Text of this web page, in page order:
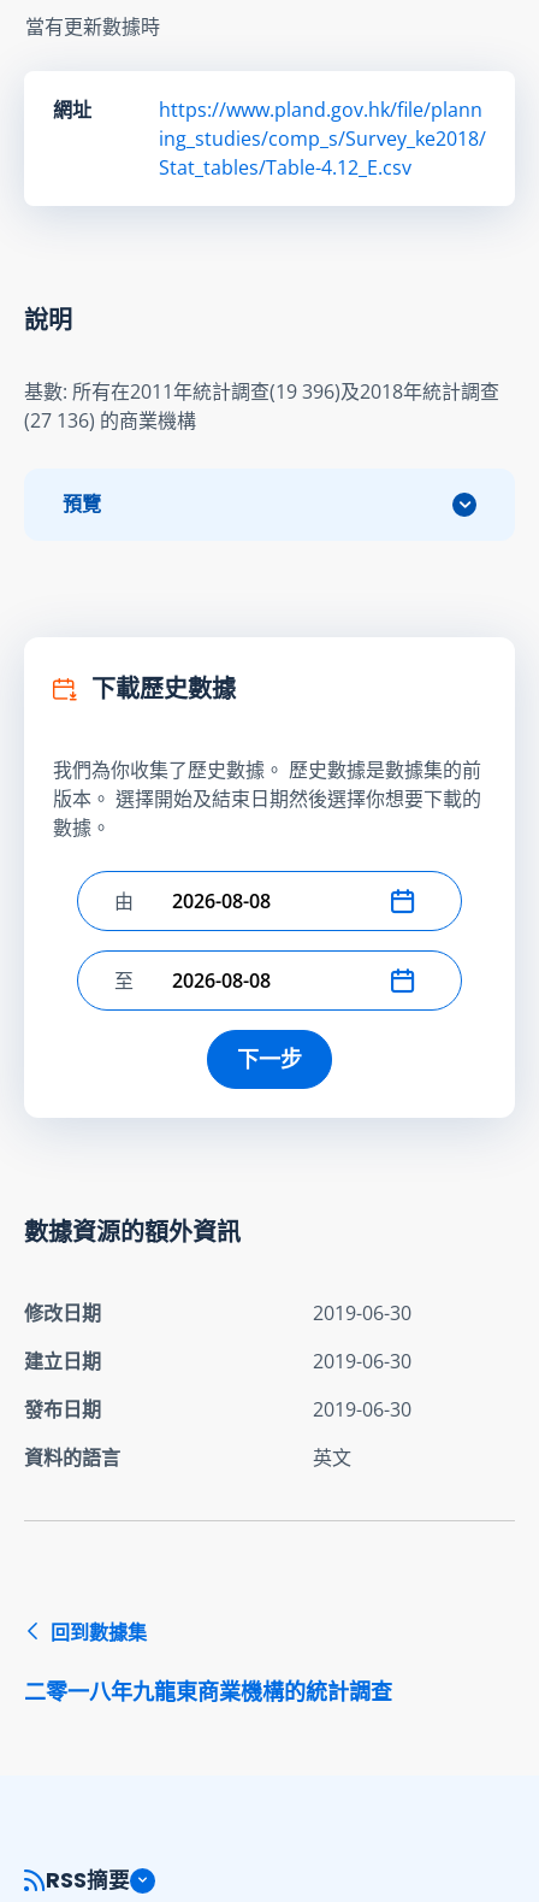
當有更新數據時
網址
https://www.pland.gov.hk/file/plann
ing_studies/comp_s/Survey_ke2018/
Stat_tables/Table-4.12_E.csv
說明
基數: 所有在2011年統計調查(19 396)及2018年統計調查
(27 136) 的商業機構
預覽
下載歷史數據
我們為你收集了歷史數據。 歷史數據是數據集的前
版本。 選擇開始及結束日期然後選擇你想要下載的
數據。
選擇開始日期
由
選擇結束日期
至
下一步
數據資源的額外資訊
修改日期
2019-06-30
建立日期
2019-06-30
發布日期
2019-06-30
資料的語言
英文
回到數據集
二零一八年九龍東商業機構的統計調查
RSS摘要